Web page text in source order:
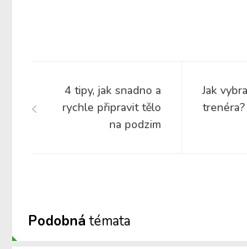
4 tipy, jak snadno a
rychle připravit tělo
na podzim
Jak
trenéra?
Podobná témata